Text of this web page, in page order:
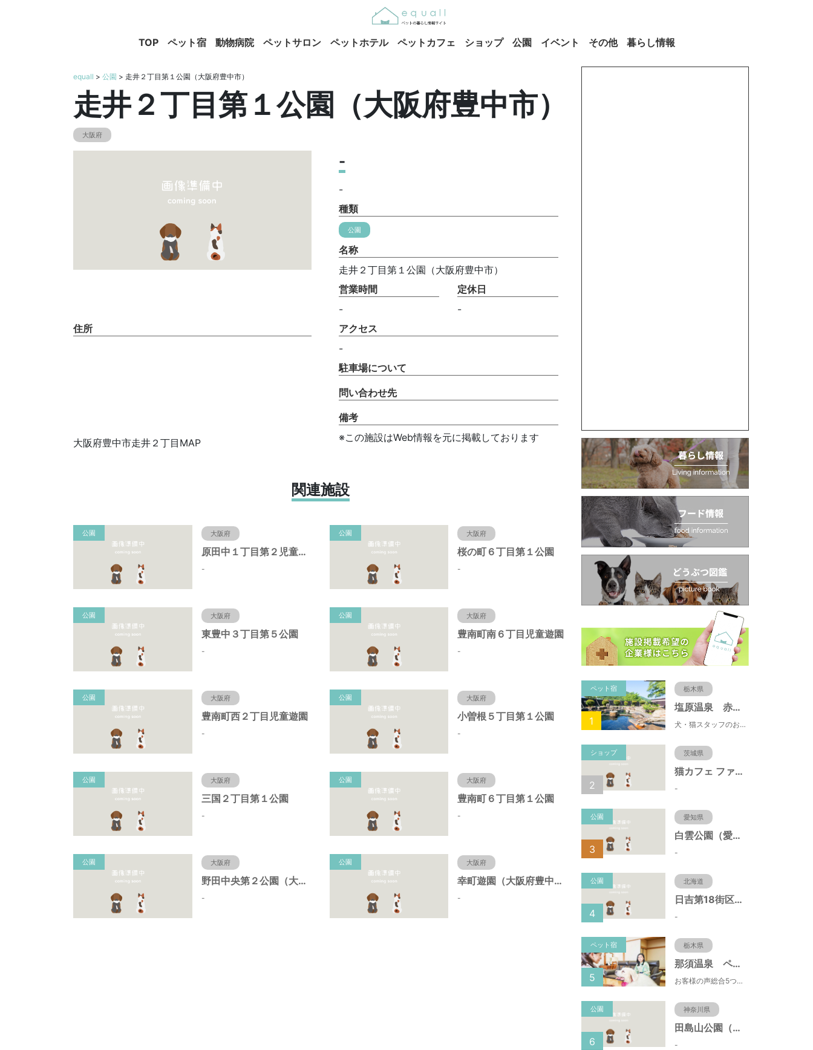
TOP ペット宿 動物病院 ペットサロン ペットホテル ペットカフェ ショップ 公園 イベント その他 暮らし情報
equall > 公園 > 走井２丁目第１公園（大阪府豊中市）
走井２丁目第１公園（大阪府豊中市）
大阪府
-
-
種類
公園
名称
走井２丁目第１公園（大阪府豊中市）
営業時間
-
定休日
-
住所
大阪府豊中市走井２丁目MAP
アクセス
-
駐車場について
問い合わせ先
備考
※この施設はWeb情報を元に掲載しております
関連施設
公園 大阪府
原田中１丁目第２児童遊園
-
公園 大阪府
桜の町６丁目第１公園
-
公園 大阪府
東豊中３丁目第５公園
-
公園 大阪府
豊南町南６丁目児童遊園
-
公園 大阪府
豊南町西２丁目児童遊園
-
公園 大阪府
小曽根５丁目第１公園
-
公園 大阪府
三国２丁目第１公園
-
公園 大阪府
豊南町６丁目第１公園
-
公園 大阪府
野田中央第２公園（大阪府豊中市）
-
公園 大阪府
幸町遊園（大阪府豊中市）
-
ペット宿 栃木県
塩原温泉 赤沢温泉旅館
犬・猫スタッフのおもてニャしが魅力のひとつ♪大自然に囲まれた隠れ家的宿で癒やしの休日を。
1
ショップ 茨城県
猫カフェ ファミリーズ
-
2
公園 愛知県
白雲公園（愛知県名古屋市）
-
3
公園 北海道
日吉第18街区公園（北海道函館市）
-
4
ペット宿 栃木県
那須温泉 ペット＆スパホテル 那須ワン
お客様の声総合5つ星■1日限定４組貸切風呂■室内ドッグランあり♪
5
公園 神奈川県
田島山公園（神奈川県藤沢市）
-
6